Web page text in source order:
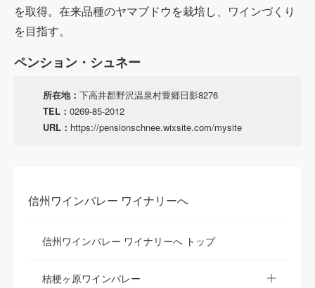
信州ワインバレー ワイナリーへ
信州ワインバレー ワイナリーへ トップ
桔梗ヶ原ワインバレー
を取得。在来品種のヤマブドウを栽培し、ワインづくり
を目指す。
ペンション・シュネー
所在地： 下高井郡野沢温泉村豊郷日影8276
TEL： 0269-85-2012
URL： https://pensionschnee.wixsite.com/mysite